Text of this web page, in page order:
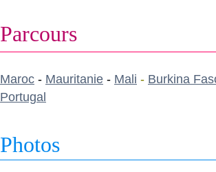
Parcours
Maroc - Mauritanie - Mali - Burkina
Portugal
Photos